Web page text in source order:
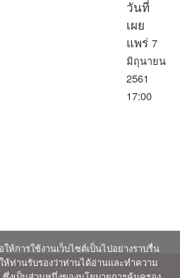
วันที่
เผย
แพร่ 7
มิถุนายน
2561
17:00
ห้การใช้งานเว็บไซต์เป็นไปอย่างราบรื่น
ท่านรับรองว่าท่านได้อ่านและทำความ